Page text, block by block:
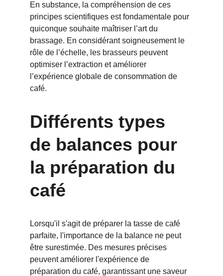
En substance, la compréhension de ces
principes scientifiques est fondamentale pour
quiconque souhaite maîtriser l’art du
brassage. En considérant soigneusement le
rôle de l’échelle, les brasseurs peuvent
optimiser l’extraction et améliorer
l’expérience globale de consommation de
café.
Différents types
de balances pour
la préparation du
café
Lorsqu'il s'agit de préparer la tasse de café
parfaite, l'importance de la balance ne peut
être surestimée. Des mesures précises
peuvent améliorer l'expérience de
préparation du café, garantissant une saveur